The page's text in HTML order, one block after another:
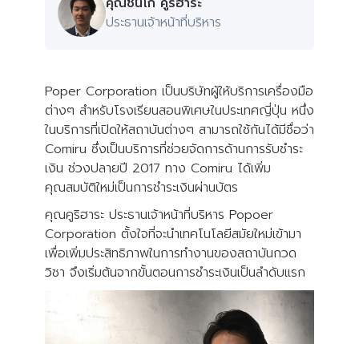
ประธานเจ้าหน้าที่บริหาร
Poper Corporation เป็นบริษัทผู้ให้บริการเครื่องมือ
ต่างๆ สำหรับโรงเรียนสอนพิเศษในประเทศญี่ปุ่น หนึ่ง
ในบริการที่เปิดให้สถาบันต่างๆ สามารถใช้กันได้มีชื่อว่า
Comiru ซึ่งเป็นบริการที่ช่วยจัดการด้านการรับชำระ
เงิน ช่วงปลายปี 2017 ทาง Comiru ได้เพิ่ม
คุณสมบัติใหม่เป็นการชำระเงินผ่านบัตร
คุณคูริฮาระ ประธานเจ้าหน้าที่บริหาร Popoer
Corporation ตั้งใจที่จะนำเทคโนโลยีสมัยใหม่เข้ามา
เพื่อเพิ่มประสิทธิภาพในการทำงานของสถาบันกวด
วิชา จึงเริ่มต้นจากขั้นตอนการชำระเงินเป็นลำดับแรก